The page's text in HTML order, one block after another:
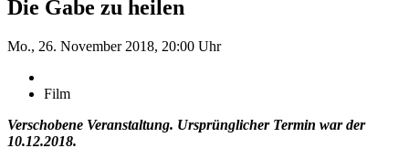
Die Gabe zu heilen
Mo., 26. November 2018, 20:00 Uhr
Film
Verschobene Veranstaltung. Ursprünglicher Termin war der
10.12.2018.